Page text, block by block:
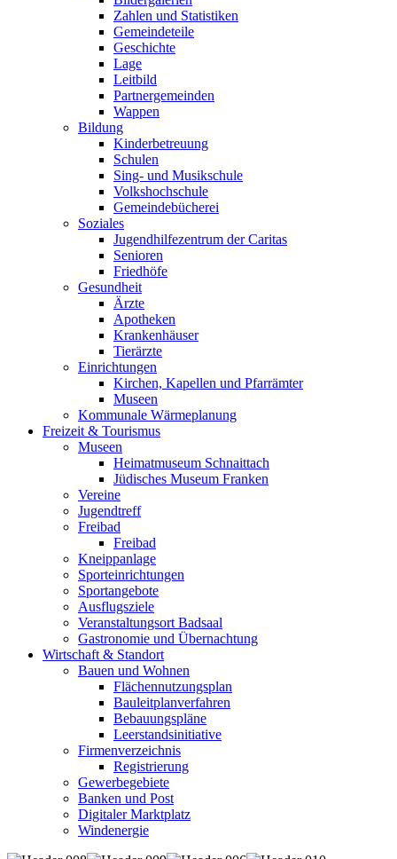
Zahlen und Statistiken
Gemeindeteile
Geschichte
Lage
Leitbild
Partnergemeinden
Wappen
Bildung
Kinderbetreuung
Schulen
Sing- und Musikschule
Volkshochschule
Gemeindebücherei
Soziales
Jugendhilfezentrum der Caritas
Senioren
Friedhöfe
Gesundheit
Ärzte
Apotheken
Krankenhäuser
Tierärzte
Einrichtungen
Kirchen, Kapellen und Pfarrämter
Museen
Kommunale Wärmeplanung
Freizeit & Tourismus
Museen
Heimatmuseum Schnaittach
Jüdisches Museum Franken
Vereine
Jugendtreff
Freibad
Freibad
Kneippanlage
Sporteinrichtungen
Sportangebote
Ausflugsziele
Veranstaltungsort Badsaal
Gastronomie und Übernachtung
Wirtschaft & Standort
Bauen und Wohnen
Flächennutzungsplan
Bauleitplanverfahren
Bebauungspläne
Leerstandsinitiative
Firmenverzeichnis
Registrierung
Gewerbegebiete
Banken und Post
Digitaler Marktplatz
Windenergie